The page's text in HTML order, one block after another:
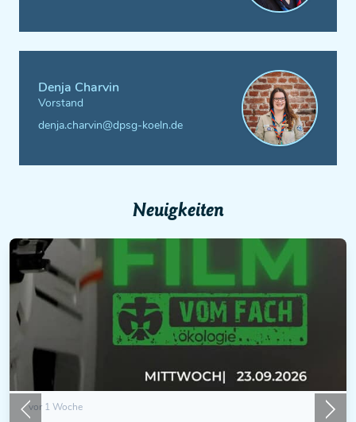
Denja Charvin
Vorstand
denja.charvin@dpsg-koeln.de
Neuigkeiten
vor 1 Woche